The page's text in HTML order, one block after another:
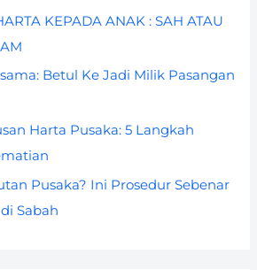
KEPADA ANAK : SAH ATAU
Betul Ke Jadi Milik Pasangan
Harta Pusaka: 5 Langkah
Pusaka? Ini Prosedur Sebenar
Sabah